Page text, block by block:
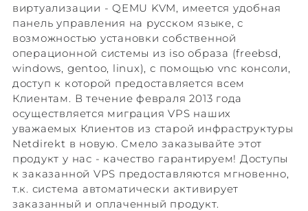
виртуализации - QEMU KVM, имеется удобная
панель управления на русском языке, с
возможностью установки собственной
операционной системы из iso образа (freebsd,
windows, gentoo, linux), с помощью vnc консоли,
доступ к которой предоставляется всем
Клиентам. В течение февраля 2013 года
осуществляется миграция VPS наших
уважаемых Клиентов из старой инфраструктуры
Netdirekt в новую. Смело заказывайте этот
продукт у нас - качество гарантируем! Доступы
к заказанной VPS предоставляются мгновенно,
т.к. система автоматически активирует
заказанный и оплаченный продукт.